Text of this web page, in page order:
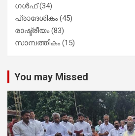
ഗൾഫ്(34)
പ്രാദേശികം(45)
രാഷ്ട്രീയം(83)
സാമ്പത്തികം(15)
You may Missed